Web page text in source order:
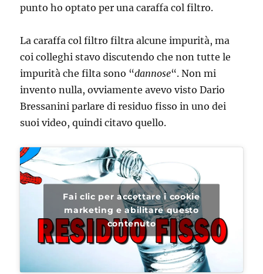
punto ho optato per una caraffa col filtro.
La caraffa col filtro filtra alcune impurità, ma
coi colleghi stavo discutendo che non tutte le
impurità che filta sono “dannose“. Non mi
invento nulla, ovviamente avevo visto Dario
Bressanini parlare di residuo fisso in uno dei
suoi video, quindi citavo quello.
Fai clic per accettare i cookie
marketing e abilitare questo
contenuto